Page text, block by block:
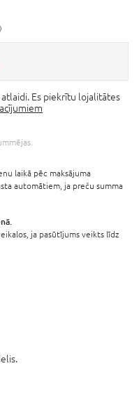
Es piekrītu lojalitātes
laikā pēc maksājuma
automātiem, ja preču summa
ja pasūtījums veikts līdz